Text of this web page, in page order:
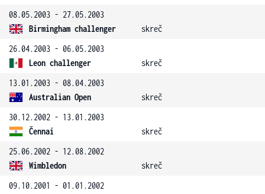
08.05.2003 - 27.05.2003
Birmingham challenger
skreč
26.04.2003 - 06.05.2003
Leon challenger
skreč
13.01.2003 - 08.04.2003
Australian Open
skreč
30.12.2002 - 13.01.2003
Čennaí
skreč
25.06.2002 - 12.08.2002
Wimbledon
skreč
09.10.2001 - 01.01.2002